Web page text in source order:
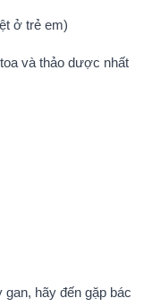
ở trẻ em)
và thảo dược nhất
hãy đến gặp bác